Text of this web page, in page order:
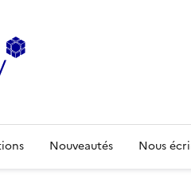
Nouveautés Nous